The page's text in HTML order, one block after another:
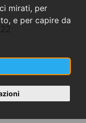
mirati, per
e per capire da